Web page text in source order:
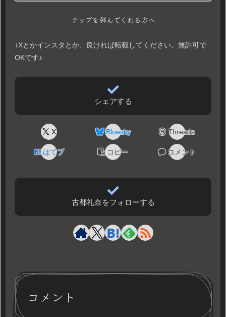
チップを弾んでくれる方へ
↓Xとかインスタとか、良ければ転載してください。無許可で
OKです♪
シェアする
X Bluesky Threads
はてブ コピー コメント
古都礼奈をフォローする
コメント